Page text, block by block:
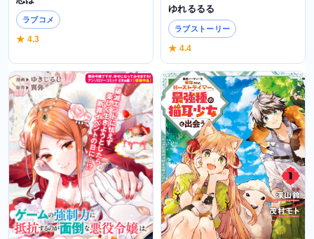
ラブコメ
★ 4.3
ゆれるるる
ラブストーリー
★ 4.4